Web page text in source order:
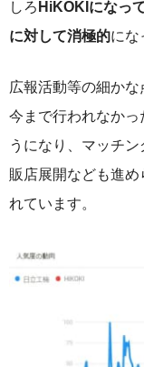
しろ HiKOKIになっ
に対して消極的にな
広報活動等の細かな
今まで行われなか
うになり、マッチ
販店展開なども進
れています。